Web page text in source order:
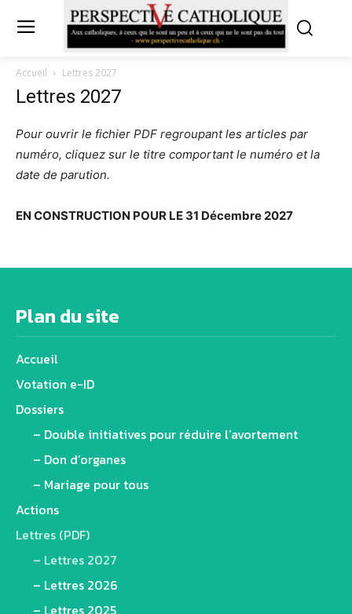
Accueil Lettres 2027
Lettres 2027
Pour ouvrir le fichier PDF regroupant les articles par
numéro, cliquez sur le titre comportant le numéro et la
date de parution.
EN CONSTRUCTION POUR LE 31 Décembre 2027
Plan du site
Accueil
Votation e-ID
Dossiers
– Double initiatives pour réduire l’avortement
– Don d’organes
– Mariage pour tous
Actions
Lettres (PDF)
– Lettres 2027
– Lettres 2026
– Lettres 2025